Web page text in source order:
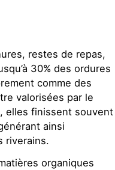
restes de repas,
30% des ordures
comme des
valorisées par le
elles finissent souvent
ainsi
riverains.
organiques